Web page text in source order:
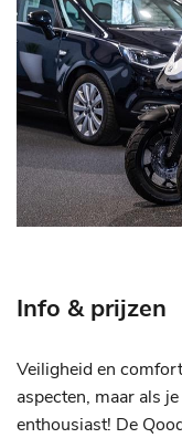
Info & prijzen
Veiligheid en
aspecten, maar als
enthousiast! De